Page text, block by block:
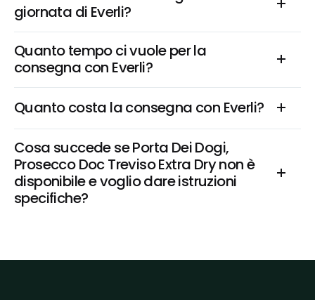
giornata di Everli?
Quanto tempo ci vuole per la
consegna con Everli?
Quanto costa la consegna con Everli?
Cosa succede se Porta Dei Dogi,
Prosecco Doc Treviso Extra Dry non è
disponibile e voglio dare istruzioni
specifiche?